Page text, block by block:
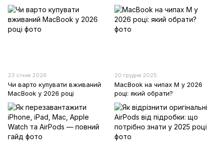
23 січня 2026
Чи варто купувати вживаний
MacBook у 2026 році
20 грудня 2025
MacBook на чипах М у 2026
році: який обрати?